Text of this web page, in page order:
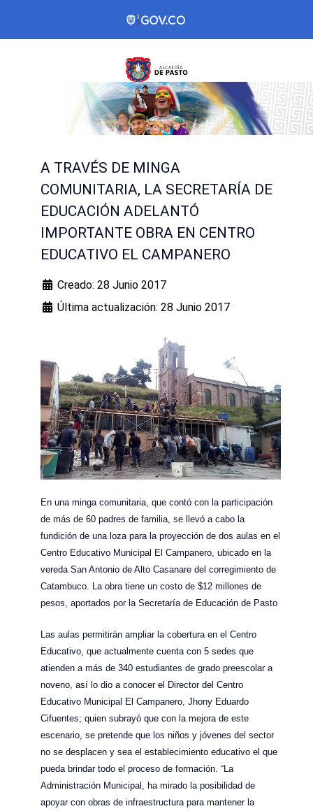
A TRAVÉS DE MINGA
COMUNITARIA, LA SECRETARÍA DE
EDUCACIÓN ADELANTÓ
IMPORTANTE OBRA EN CENTRO
EDUCATIVO EL CAMPANERO
Creado: 28 Junio 2017
Última actualización: 28 Junio 2017
En una minga comunitaria, que contó con la participación
de más de 60 padres de familia, se llevó a cabo la
fundición de una loza para la proyección de dos aulas en el
Centro Educativo Municipal El Campanero, ubicado en la
vereda San Antonio de Alto Casanare del corregimiento de
Catambuco. La obra tiene un costo de $12 millones de
pesos, aportados por la Secretaría de Educación de Pasto
Las aulas permitirán ampliar la cobertura en el Centro
Educativo, que actualmente cuenta con 5 sedes que
atienden a más de 340 estudiantes de grado preescolar a
noveno, así lo dio a conocer el Director del Centro
Educativo Municipal El Campanero, Jhony Eduardo
Cifuentes; quien subrayó que con la mejora de este
escenario, se pretende que los niños y jóvenes del sector
no se desplacen y sea el establecimiento educativo el que
pueda brindar todo el proceso de formación. “La
Administración Municipal, ha mirado la posibilidad de
apoyar con obras de infraestructura para mantener la